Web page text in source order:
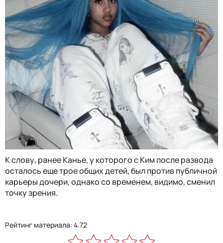
К слову, ранее Канье, у которого с Ким после развода
осталось еще трое общих детей, был против публичной
карьеры дочери, однако со временем, видимо, сменил
точку зрения.
Рейтинг материала: 4.72